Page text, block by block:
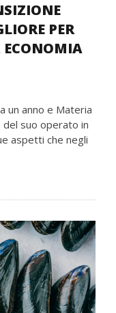
PER
ECONOMIA
un anno e Materia
del suo operato in
aspetti che negli